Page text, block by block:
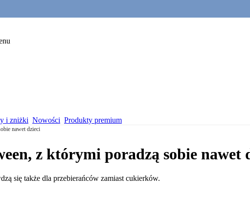
i zniżki Nowości Produkty premium
nawet dzieci
z którymi poradzą sobie nawet
się także dla przebierańców zamiast cukierków.